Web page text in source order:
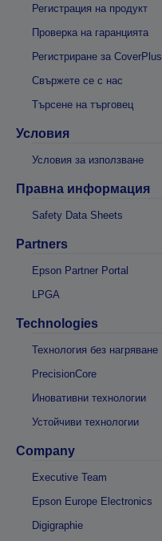
Регистрация на продукт
Проверка на гаранцията
Регистриране за CoverPlus
Свържете се с нас
Търсене на търговец
Условия
Условия за използване
Правна информация
Safety Data Sheets
Partners
Epson Partner Portal
LPGA
Technologies
Технология без нагряване
PrecisionCore
Иновативни технологии
Устойчиви технологии
Company
Executive Team
Epson Europe Electronics
Digigraphie